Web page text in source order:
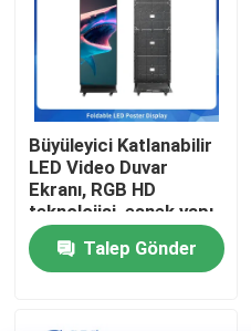
Hakkımızda
Fabrika turu
Kalite kontrol
Bize ulaşın
Büyüleyici Katlanabilir
LED Video Duvar
Ekranı, RGB HD
teknolojisi, esnek yapı,
enerji tasarrufu ve
etkinlikler için
mükemmel dahili ses
Talep Gönder